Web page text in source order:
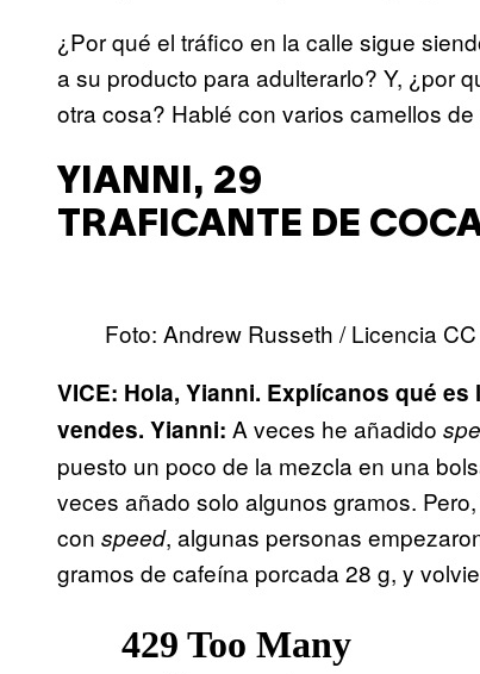
¿Por qué el tráfico en la calle sigue
a su producto para adulterarlo? Y, ¿por
otra cosa? Hablé con varios camellos
YIANNI, 29
TRAFICANTE DE
Foto: Andrew Russeth / Licencia
VICE: Hola, Yianni. Explícanos qué
vendes. Yianni: A veces he añadido
puesto un poco de la mezcla en una
veces añado solo algunos gramos.
con speed, algunas personas
gramos de cafeína porcada 28 g, y